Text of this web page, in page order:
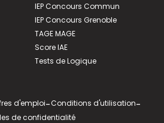
IEP Concours Commun
IEP Concours Grenoble
TAGE MAGE
Score IAE
Tests de Logique
d'emploi-Conditions d'utilisation-
de confidentialité